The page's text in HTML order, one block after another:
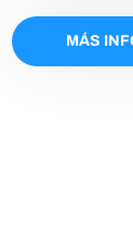
MÁS